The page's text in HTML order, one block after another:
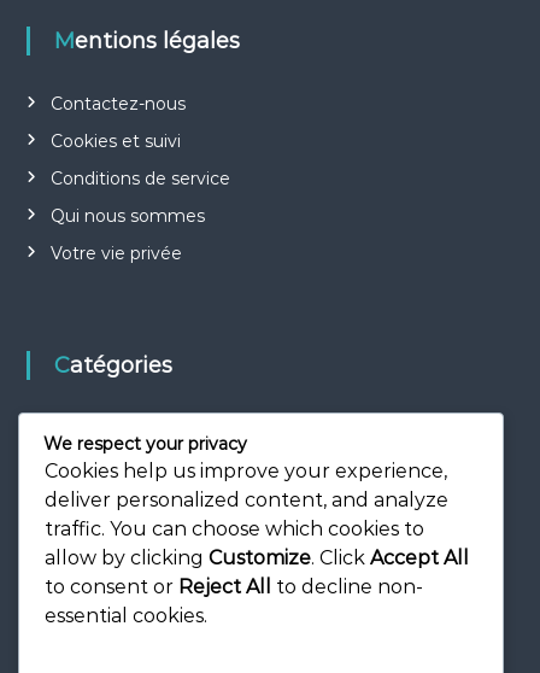
Mentions légales
Contactez-nous
Cookies et suivi
Conditions de service
Qui nous sommes
Votre vie privée
Catégories
Codes cadeaux et jetons
Prix et Boosters d'Événement
We respect your privacy
Cookies help us improve your experience,
deliver personalized content, and analyze
traffic. You can choose which cookies to
allow by clicking Customize. Click Accept All
to consent or Reject All
to decline non-
essential cookies.